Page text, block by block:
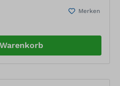
HD schwarz (Polyethylen)
Merken